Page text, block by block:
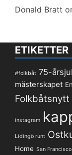
Donald Bratt
ETIKETTER
#folkbåt 75-
mästerskapet
Folkbåtsnytt
instagram
Lidingö runt
Home San